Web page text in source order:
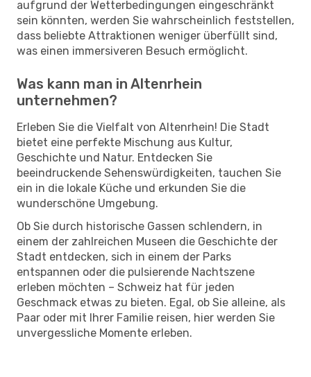
aufgrund der Wetterbedingungen eingeschränkt
sein könnten, werden Sie wahrscheinlich feststellen,
dass beliebte Attraktionen weniger überfüllt sind,
was einen immersiveren Besuch ermöglicht.
Was kann man in Altenrhein
unternehmen?
Erleben Sie die Vielfalt von Altenrhein! Die Stadt
bietet eine perfekte Mischung aus Kultur,
Geschichte und Natur. Entdecken Sie
beeindruckende Sehenswürdigkeiten, tauchen Sie
ein in die lokale Küche und erkunden Sie die
wunderschöne Umgebung.
Ob Sie durch historische Gassen schlendern, in
einem der zahlreichen Museen die Geschichte der
Stadt entdecken, sich in einem der Parks
entspannen oder die pulsierende Nachtszene
erleben möchten – Schweiz hat für jeden
Geschmack etwas zu bieten. Egal, ob Sie alleine, als
Paar oder mit Ihrer Familie reisen, hier werden Sie
unvergessliche Momente erleben.